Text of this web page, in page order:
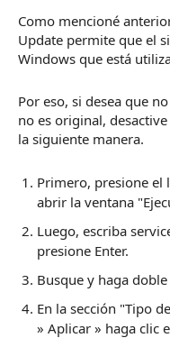
Como mencioné
Update permite que el
Windows que está
Por eso, si desea que
no es original,
la siguiente manera.
Primero, presione el
abrir la ventana
Luego, escriba
presione Enter.
Busque y haga
En la sección "Tipo
» Aplicar » haga clic